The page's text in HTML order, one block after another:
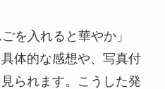
を入れると華やか」
体的な感想や、写真付
られます。こうした発